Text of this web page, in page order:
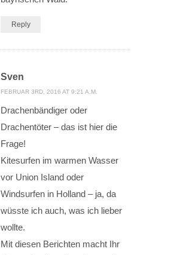
Reply
Sven
FEBRUAR 3RD, 2016 AT 9:21 A.M.
Drachenbändiger oder
Drachentöter – das ist hier die
Frage!
Kitesurfen im warmen Wasser
vor Union Island oder
Windsurfen in Holland – ja, da
wüsste ich auch, was ich lieber
wollte.
Mit diesen Berichten macht Ihr